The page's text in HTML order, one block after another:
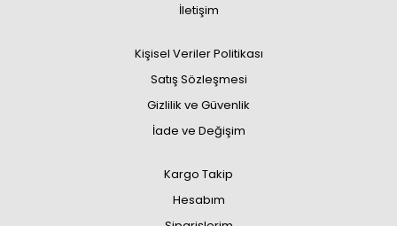
İletişim
Kişisel Veriler Politikası
Satış Sözleşmesi
Gizlilik ve Güvenlik
İade ve Değişim
Kargo Takip
Hesabım